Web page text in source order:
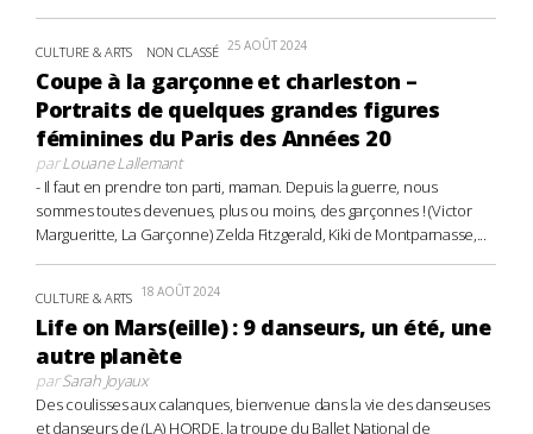
CULTURE & ARTS NON CLASSÉ 25 AOÛT 2024
Coupe à la garçonne et charleston –
Portraits de quelques grandes figures
féminines du Paris des Années 20
parLouane Lallemant
- Il faut en prendre ton parti, maman. Depuis la guerre, nous
sommes toutes devenues, plus ou moins, des garçonnes ! (Victor
Margueritte, La Garçonne) Zelda Fitzgerald, Kiki de Montparnasse,...
CULTURE & ARTS 18 AOÛT 2024
Life on Mars(eille) : 9 danseurs, un été, une
autre planète
parSarah Joyaux
Des coulisses aux calanques, bienvenue dans la vie des danseuses
et danseurs de (LA) HORDE, la troupe du Ballet National de